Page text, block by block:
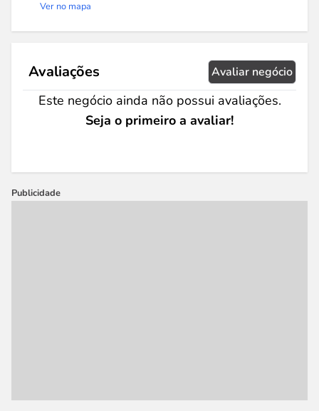
Ver no mapa
Avaliações Avaliar negócio
Este negócio ainda não possui avaliações.
Seja o primeiro a avaliar!
Publicidade